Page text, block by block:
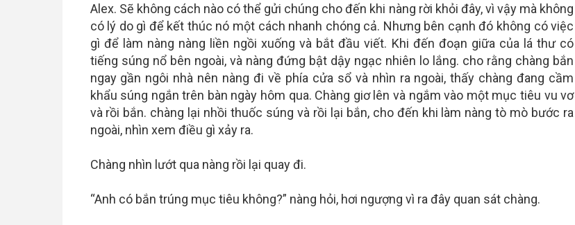
Alex. Sẽ không cách nào có thể gửi chúng cho đến khi nàng rời khỏi đây, vì vậy mà không
có lý do gì để kết thúc nó một cách nhanh chóng cả. Nhưng bên cạnh đó không có việc
gì để làm nàng nàng liền ngồi xuống và bắt đầu viết. Khi đến đoạn giữa của lá thư có
tiếng súng nổ bên ngoài, và nàng đứng bật dậy ngạc nhiên lo lắng. cho rằng chàng bắn
ngay gần ngôi nhà nên nàng đi về phía cửa sổ và nhìn ra ngoài, thấy chàng đang cầm
khẩu súng ngắn trên bàn ngày hôm qua. Chàng giơ lên và ngắm vào một mục tiêu vu vơ
và rồi bắn. chàng lại nhồi thuốc súng và rồi lại bắn, cho đến khi làm nàng tò mò bước ra
ngoài, nhìn xem điều gì xảy ra.
Chàng nhìn lướt qua nàng rồi lại quay đi.
“Anh có bắn trúng mục tiêu không?” nàng hỏi, hơi ngượng vì ra đây quan sát chàng.